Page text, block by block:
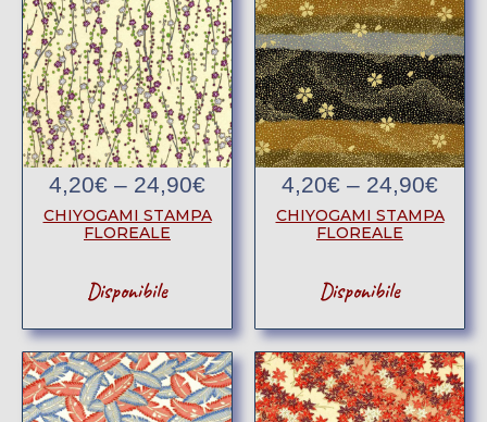
4,20€ – 24,90€
CHIYOGAMI STAMPA
FLOREALE
Disponibile
4,20€ – 24,90€
CHIYOGAMI STAMPA
FLOREALE
Disponibile